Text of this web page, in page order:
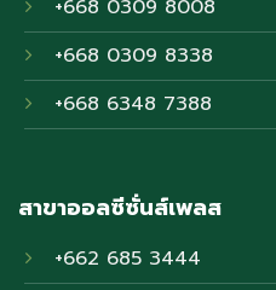
+668 0309 8008
+668 0309 8338
+668 6348 7388
สาขาออลซีซั่นส์เพลส
+662 685 3444